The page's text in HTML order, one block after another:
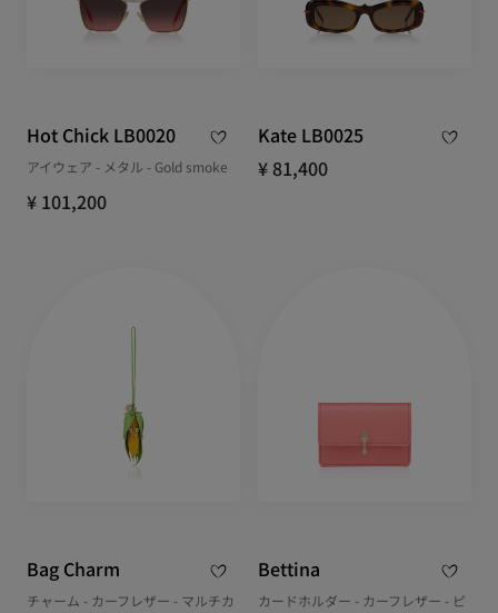
Hot Chick LB0020
アイウェア - メタル - Gold smoke
¥ 101,200
Kate LB0025
¥ 81,400
Bag Charm
チャーム - カーフレザー - マルチカ
Bettina
カードホルダー - カーフレザー - ピ